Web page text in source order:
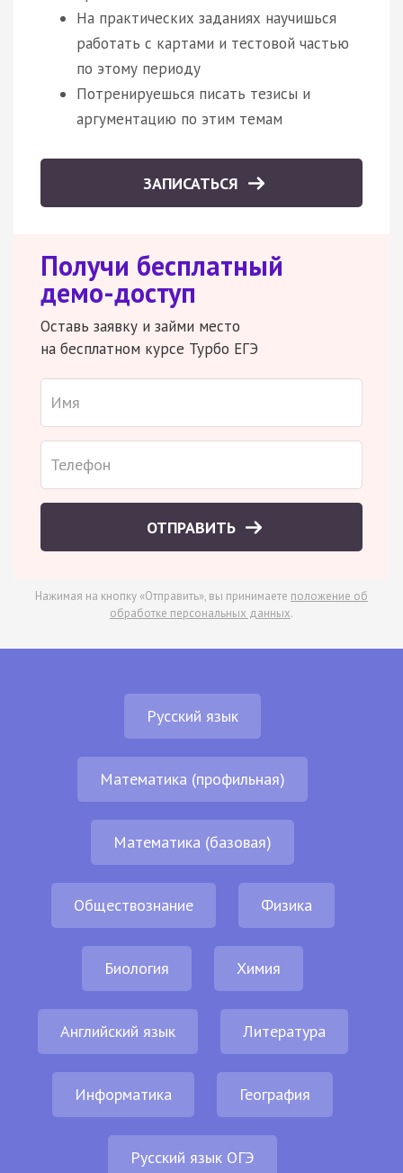
На практических заданиях научишься
работать с картами и тестовой частью
по этому периоду
Потренируешься писать тезисы и
аргументацию по этим темам
ЗАПИСАТЬСЯ
Получи бесплатный
демо-доступ
Оставь заявку и займи место
на бесплатном курсе Турбо ЕГЭ
ОТПРАВИТЬ
Нажимая на кнопку «Отправить», вы принимаете положение об
обработке персональных данных.
Русский язык
Математика (профильная)
Математика (базовая)
Обществознание Физика
Биология Химия
Английский язык Литература
Информатика География
Русский язык ОГЭ